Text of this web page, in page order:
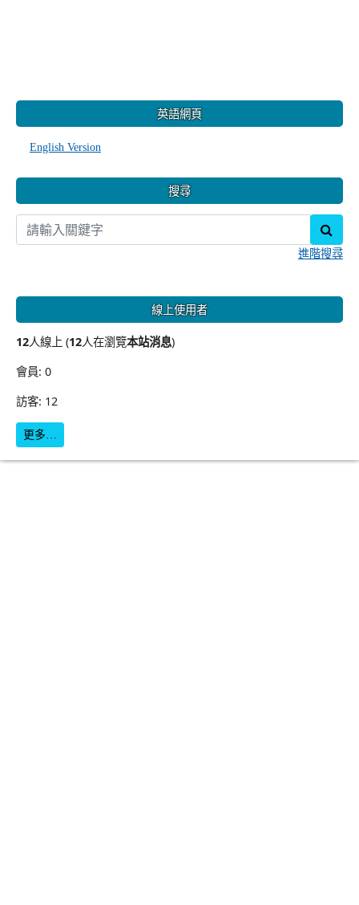
英語網頁
English Version
搜尋
進階搜尋
線上使用者
12人線上 (12人在瀏覽本站消息)
會員: 0
訪客: 12
更多…